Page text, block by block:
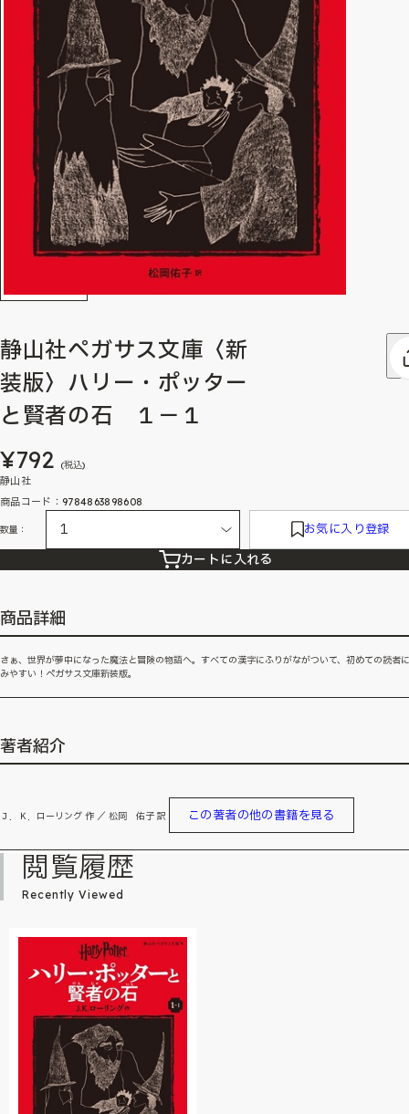
静山社ペガサス文庫〈新
装版〉ハリー・ポッター
と賢者の石 １－１
¥792 (税込)
静山社
商品コード：9784863898608
数量： お気に入り登録
カートに入れる
商品詳細
さぁ、世界が夢中になった魔法と冒険の物語へ。すべての漢字にふりがながついて、初めての読者
みやすい！ペガサス文庫新装版。
著者紹介
Ｊ．Ｋ．ローリング 作 ／ 松岡 佑子 訳 この著者の他の書籍を見る
閲覧履歴
Recently Viewed